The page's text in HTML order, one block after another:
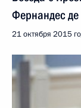
Фернандес
21 октября 2015